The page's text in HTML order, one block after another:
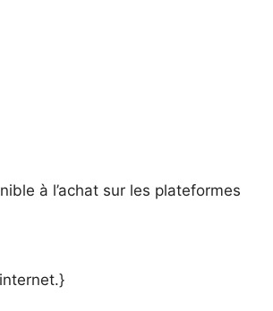
à l’achat sur les plateformes